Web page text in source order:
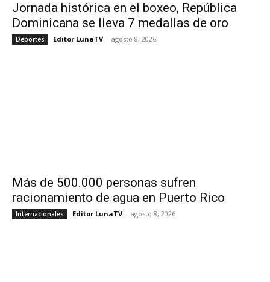
Jornada histórica en el boxeo, República
Dominicana se lleva 7 medallas de oro
Deportes Editor LunaTV - agosto 8, 2026
Más de 500.000 personas sufren
racionamiento de agua en Puerto Rico
Internacionales Editor LunaTV - agosto 8, 2026